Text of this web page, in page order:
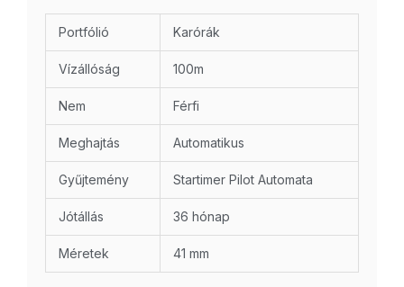
Portfólió Karórák
Vízállóság 100m
Nem Férfi
Meghajtás Automatikus
Gyűjtemény Startimer Pilot Automata
Jótállás 36 hónap
Méretek 41 mm